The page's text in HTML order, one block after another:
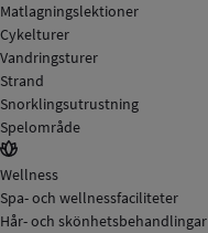
Matlagningslektioner
Cykelturer
Vandringsturer
Strand
Snorklingsutrustning
Spelområde
Wellness
Spa- och wellnessfaciliteter
Hår- och skönhetsbehandlingar